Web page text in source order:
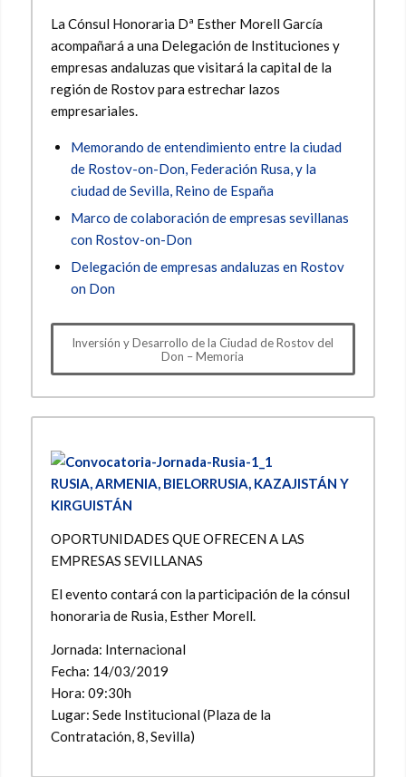
La Cónsul Honoraria Dª Esther Morell García
acompañará a una Delegación de Instituciones y
empresas andaluzas que visitará la capital de la
región de Rostov para estrechar lazos
empresariales.
Memorando de entendimiento entre la ciudad
de Rostov-on-Don, Federación Rusa, y la
ciudad de Sevilla, Reino de España
Marco de colaboración de empresas sevillanas
con Rostov-on-Don
Delegación de empresas andaluzas en Rostov
on Don
Inversión y Desarrollo de la Ciudad de Rostov del
Don – Memoria
RUSIA, ARMENIA, BIELORRUSIA, KAZAJISTÁN Y
KIRGUISTÁN
OPORTUNIDADES QUE OFRECEN A LAS
EMPRESAS SEVILLANAS
El evento contará con la participación de la cónsul
honoraria de Rusia, Esther Morell.
Jornada: Internacional
Fecha: 14/03/2019
Hora: 09:30h
Lugar: Sede Institucional (Plaza de la
Contratación, 8, Sevilla)